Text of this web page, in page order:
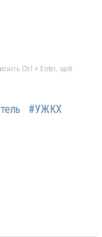
Ctrl + Enter, щоб
#УЖКХ